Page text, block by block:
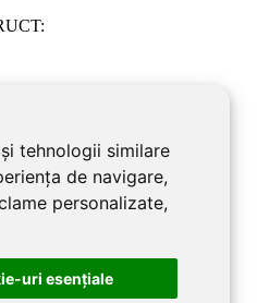
tehnologii similare
de navigare,
personalizate,
uri esenţiale